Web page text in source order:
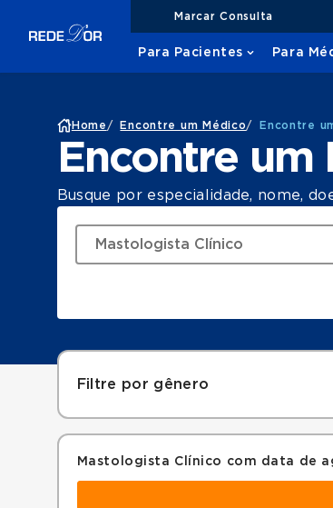
Marcar Consulta
Para Pacientes Para
Home / Encontre um Médico/ Encontre
Encontre
Busque por especialidade, nome,
Filtre por gênero
Mastologista Clínico com data de